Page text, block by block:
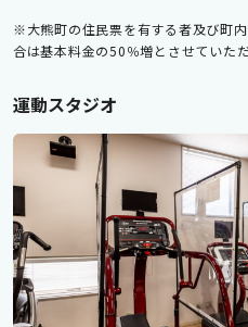
※大熊町の住民票を有する者及び町
合は基本料金の50％増とさせていた
運動スタジオ